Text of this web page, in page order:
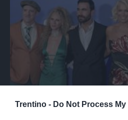
Trentino - Do Not Process
SPETTACOLO